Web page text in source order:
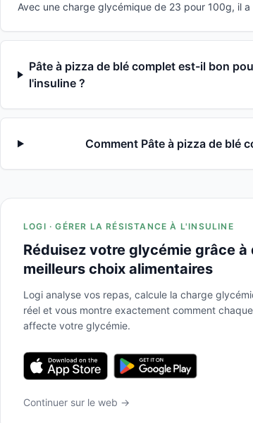
Avec une charge glycémique de 23 pour 100g, il
Pâte à pizza de blé complet est-il bon
l'insuline ?
Comment Pâte à pizza de blé
LOGI · GÉRER LA RÉSISTANCE À L'INSULINE
Réduisez votre glycémie grâce à
meilleurs choix alimentaires
Logi analyse vos repas, calcule la charge
réel et vous montre exactement comment
affecte votre glycémie.
Continuer sur le web →